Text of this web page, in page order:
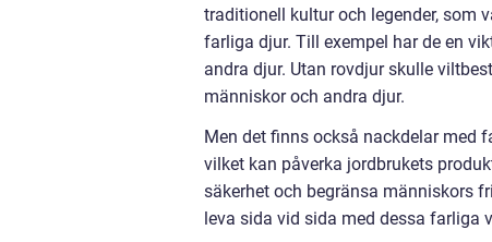
traditionell kultur och legender, som
farliga djur. Till exempel har de en
andra djur. Utan rovdjur skulle
människor och andra djur.
Men det finns också nackdelar med
vilket kan påverka jordbrukets
säkerhet och begränsa människors
leva sida vid sida med dessa farliga